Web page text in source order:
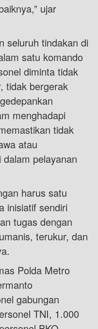
ujar
seluruh tindakan di
satu komando
diminta tidak
tidak bergerak
menghadapi
tidak
atau
pelayanan
harus satu
inisiatif sendiri
tugas dengan
terukur, dan
Polda Metro
gabungan
TNI, 1.000